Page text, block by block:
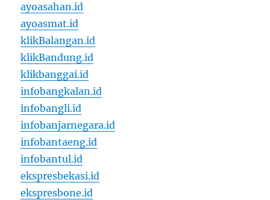
ayoasahan.id
ayoasmat.id
klikBalangan.id
klikBandung.id
klikbanggai.id
infobangkalan.id
infobangli.id
infobanjarnegara.id
infobantaeng.id
infobantul.id
ekspresbekasi.id
ekspresbone.id